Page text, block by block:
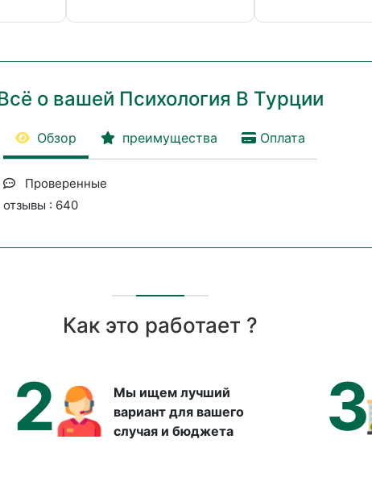
о вашей Психология В Турции
Обзор преимущества Оплата
Проверенные
отзывы : 640
Как это работает ?
2
Мы ищем лучший
вариант для вашего
случая и бюджета
3